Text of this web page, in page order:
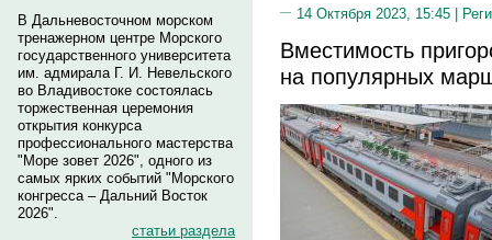
В Дальневосточном морском
тренажерном центре Морского
государственного университета
им. адмирала Г. И. Невельского
во Владивостоке состоялась
торжественная церемония
открытия конкурса
профессионального мастерства
"Море зовет 2026", одного из
самых ярких событий "Морского
конгресса – Дальний Восток
2026".
статьи раздела
14 Октября 2023, 15:45 |
Вместимость
на популярных